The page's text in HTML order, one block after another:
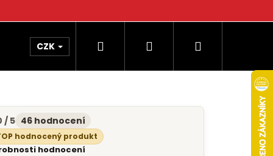
CZK Hledat PřihlášeníNákupní
/ 5 46 hodnocení
hodnocený produkt
hodnocení